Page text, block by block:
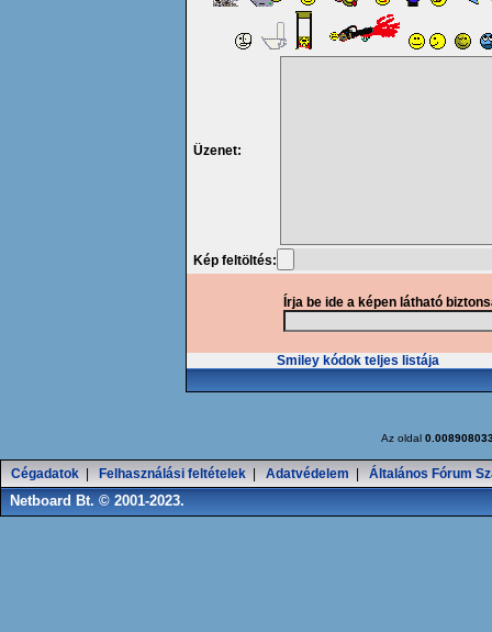
Üzenet:
Kép feltöltés:
Írja be ide a képen látható
Smiley kódok teljes listája
Az oldal
Cégadatok Felhasználási feltételek Adatvédelem Általános Fórum
Netboard Bt. © 2001-2023.